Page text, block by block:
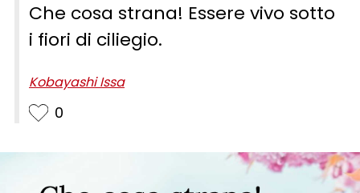
Che cosa strana! Essere vivo sotto
i fiori di ciliegio.
Kobayashi Issa
0